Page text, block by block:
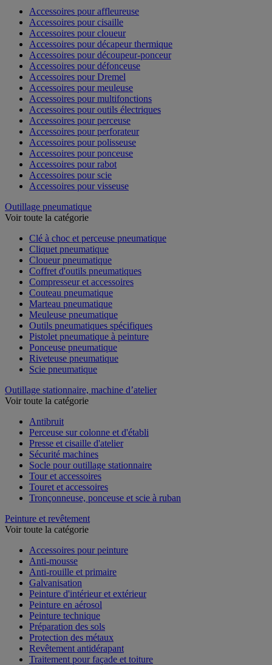
Accessoires pour affleureuse
Accessoires pour cisaille
Accessoires pour cloueur
Accessoires pour décapeur thermique
Accessoires pour découpeur-ponceur
Accessoires pour défonceuse
Accessoires pour Dremel
Accessoires pour meuleuse
Accessoires pour multifonctions
Accessoires pour outils électriques
Accessoires pour perceuse
Accessoires pour perforateur
Accessoires pour polisseuse
Accessoires pour ponceuse
Accessoires pour rabot
Accessoires pour scie
Accessoires pour visseuse
Outillage pneumatique
Voir toute la catégorie
Clé à choc et perceuse pneumatique
Cliquet pneumatique
Cloueur pneumatique
Coffret d'outils pneumatiques
Compresseur et accessoires
Couteau pneumatique
Marteau pneumatique
Meuleuse pneumatique
Outils pneumatiques spécifiques
Pistolet pneumatique à peinture
Ponceuse pneumatique
Riveteuse pneumatique
Scie pneumatique
Outillage stationnaire, machine d’atelier
Voir toute la catégorie
Antibruit
Perceuse sur colonne et d'établi
Presse et cisaille d'atelier
Sécurité machines
Socle pour outillage stationnaire
Tour et accessoires
Touret et accessoires
Tronçonneuse, ponceuse et scie à ruban
Peinture et revêtement
Voir toute la catégorie
Accessoires pour peinture
Anti-mousse
Anti-rouille et primaire
Galvanisation
Peinture d'intérieur et extérieur
Peinture en aérosol
Peinture technique
Préparation des sols
Protection des métaux
Revêtement antidérapant
Traitement pour façade et toiture